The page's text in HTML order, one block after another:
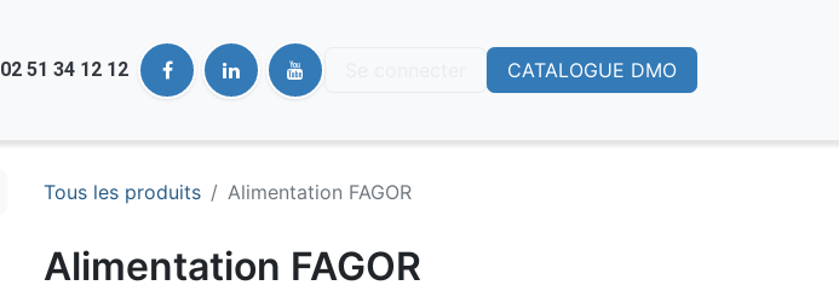
02 51​ 34 12 12 CATALOGUE DMO
Tous les produits Alimentation FAGOR
Alimentation FAGOR